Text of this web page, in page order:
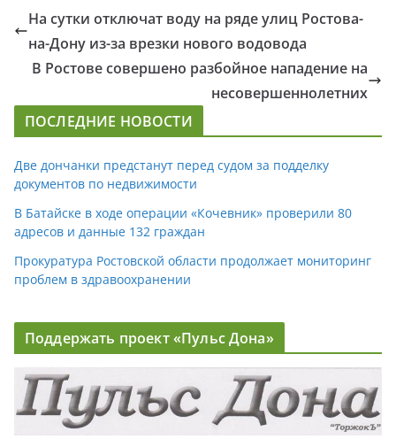
На сутки отключат воду на ряде улиц Ростова-
на-Дону из-за врезки нового водовода
В Ростове совершено разбойное нападение на
несовершеннолетних
ПОСЛЕДНИЕ НОВОСТИ
Две дончанки предстанут перед судом за подделку
документов по недвижимости
В Батайске в ходе операции «Кочевник» проверили 80
адресов и данные 132 граждан
Прокуратура Ростовской области продолжает мониторинг
проблем в здравоохранении
Поддержать проект «Пульс Дона»